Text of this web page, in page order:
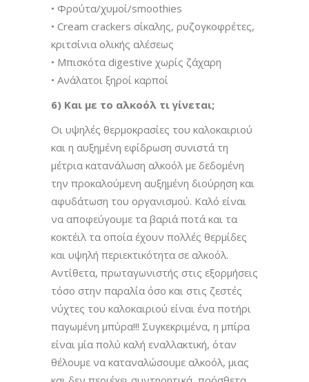
• Φρούτα/χυμοί/smoothies
• Cream crackers σίκαλης, ρυζογκοφρέτες,
κριτσίνια ολικής αλέσεως
• Μπισκότα digestive χωρίς ζάχαρη
• Ανάλατοι ξηροί καρποί
6) Και με το αλκοόλ τι γίνεται;
Οι υψηλές θερμοκρασίες του καλοκαιριού
και η αυξημένη εφίδρωση συνιστά τη
μέτρια κατανάλωση αλκοόλ με δεδομένη
την προκαλούμενη αυξημένη διούρηση και
αφυδάτωση του οργανισμού. Καλό είναι
να αποφεύγουμε τα βαριά ποτά και τα
κοκτέιλ τα οποία έχουν πολλές θερμίδες
και υψηλή περιεκτικότητα σε αλκοόλ.
Αντίθετα, πρωταγωνιστής στις εξορμήσεις
τόσο στην παραλία όσο και στις ζεστές
νύχτες του καλοκαιριού είναι ένα ποτήρι
παγωμένη μπύρα!!! Συγκεκριμένα, η μπίρα
είναι μία πολύ καλή εναλλακτική, όταν
θέλουμε να καταναλώσουμε αλκοόλ, μιας